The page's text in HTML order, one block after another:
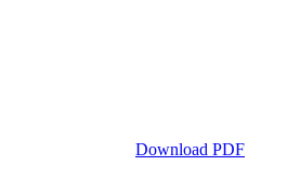
Download PDF